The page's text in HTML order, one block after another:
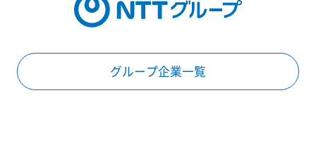
グループ企業一覧